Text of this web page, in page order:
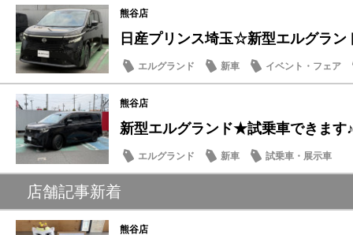
熊谷店
日産プリンス埼玉☆新型エルグラ
エルグランド 新車 イベント・フェア
熊谷店
新型エルグランド★試乗車できます♪
エルグランド 新車 試乗車・展示車
店舗記事新着
熊谷店